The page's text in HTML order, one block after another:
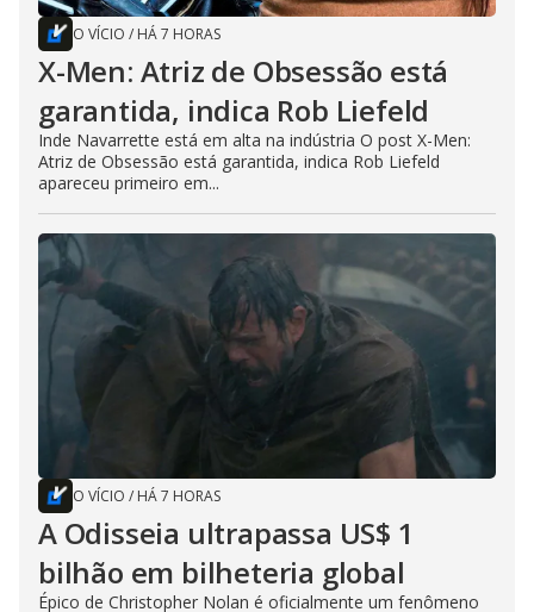
O VÍCIO / HÁ 7 HORAS
X-Men: Atriz de Obsessão está
garantida, indica Rob Liefeld
Inde Navarrette está em alta na indústria O post X-Men:
Atriz de Obsessão está garantida, indica Rob Liefeld
apareceu primeiro em...
O VÍCIO / HÁ 7 HORAS
A Odisseia ultrapassa US$ 1
bilhão em bilheteria global
Épico de Christopher Nolan é oficialmente um fenômeno